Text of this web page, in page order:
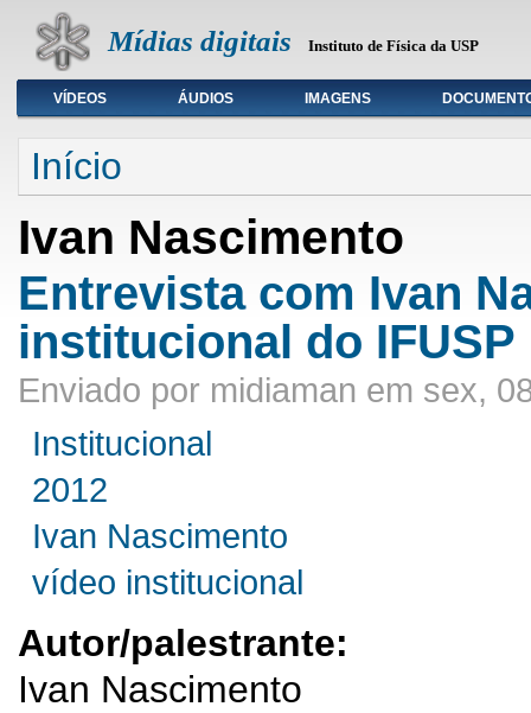
Mídias digitais Instituto de Física da USP
Seleção de tipo de mídia
VÍDEOS ÁUDIOS IMAGENS
Início
Ivan Nascimento
Entrevista com Ivan
institucional do IFUSP
Enviado por midiaman em sex,
Institucional
2012
Ivan Nascimento
vídeo institucional
Autor/palestrante:
Ivan Nascimento